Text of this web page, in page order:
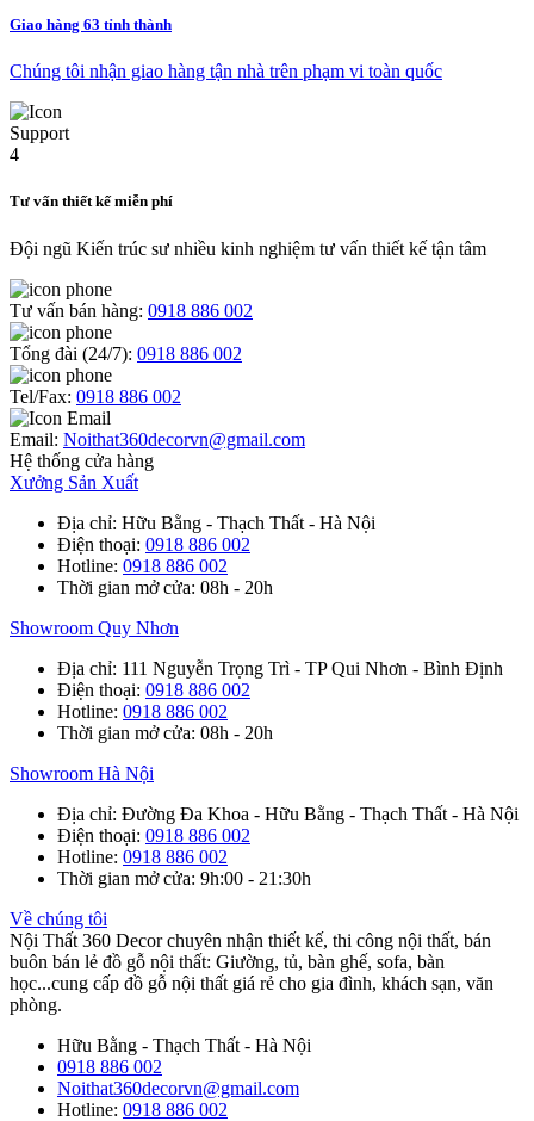
Giao hàng 63 tỉnh thành
Chúng tôi nhận giao hàng tận nhà trên phạm vi toàn quốc
Tư vấn thiết kế miễn phí
Đội ngũ Kiến trúc sư nhiều kinh nghiệm tư vấn thiết kế tận tâm
Tư vấn bán hàng: 0918 886 002
Tổng đài (24/7): 0918 886 002
Tel/Fax: 0918 886 002
Email: Noithat360decorvn@gmail.com
Hệ thống cửa hàng
Xưởng Sản Xuất
Địa chỉ: Hữu Bằng - Thạch Thất - Hà Nội
Điện thoại: 0918 886 002
Hotline: 0918 886 002
Thời gian mở cửa: 08h - 20h
Showroom Quy Nhơn
Địa chỉ: 111 Nguyễn Trọng Trì - TP Qui Nhơn - Bình Định
Điện thoại: 0918 886 002
Hotline: 0918 886 002
Thời gian mở cửa: 08h - 20h
Showroom Hà Nội
Địa chỉ: Đường Đa Khoa - Hữu Bằng - Thạch Thất - Hà Nội
Điện thoại: 0918 886 002
Hotline: 0918 886 002
Thời gian mở cửa: 9h:00 - 21:30h
Về chúng tôi
Nội Thất 360 Decor chuyên nhận thiết kế, thi công nội thất, bán
buôn bán lẻ đồ gỗ nội thất: Giường, tủ, bàn ghế, sofa, bàn
học...cung cấp đồ gỗ nội thất giá rẻ cho gia đình, khách sạn, văn
phòng.
Hữu Bằng - Thạch Thất - Hà Nội
0918 886 002
Noithat360decorvn@gmail.com
Hotline: 0918 886 002